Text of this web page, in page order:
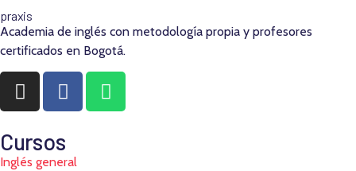
praxis
Academia de inglés con metodología propia y profesores
certificados en Bogotá.
Cursos
Inglés general